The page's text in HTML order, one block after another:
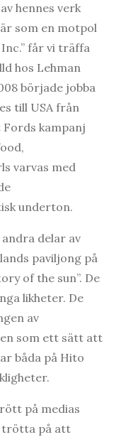
hennes verk
som en motpol
får vi träffa
hos Lehman
började jobba
till USA från
Fords kampanj
varvas med
underton.
delar av
paviljong på
of the sun”. De
likheter. De
av
som ett sätt att
båda på Hito
på medias
trötta på att